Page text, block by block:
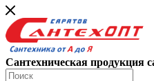
Сантехническая продукция